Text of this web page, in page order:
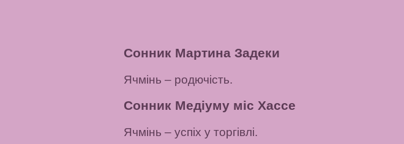
Сонник Мартина Задеки
Ячмінь – родючість.
Сонник Медіуму міс Хассе
Ячмінь – успіх у торгівлі.